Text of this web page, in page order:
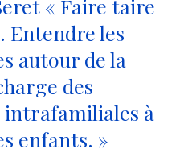
« Faire taire
Entendre les
autour de la
des
intrafamiliales à
enfants. »